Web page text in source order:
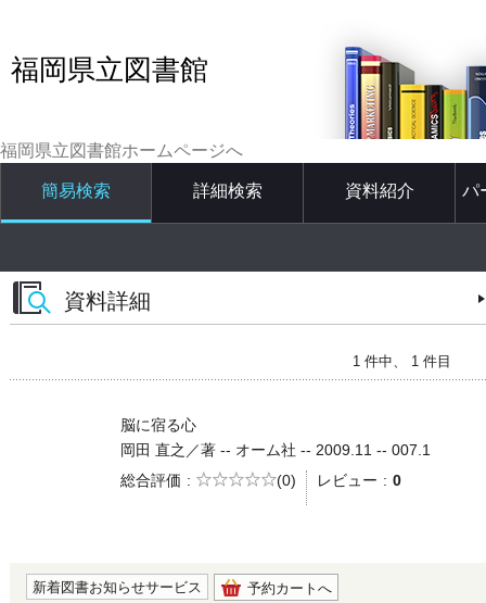
福岡県立図書館
福岡県立図書館ホームページへ
簡易検索 詳細検索 資料紹介 パ
資料詳細
1 件中、 1 件目
脳に宿る心
岡田 直之／著 -- オーム社 -- 2009.11 -- 007.1
総合評価
5段階評価
(0) レビュー 0
新着図書お知らせサービス 予約カートへ